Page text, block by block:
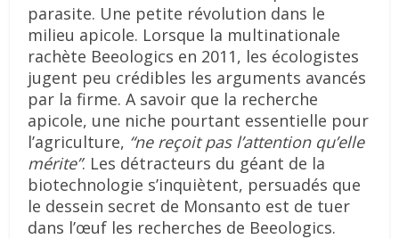
parasite. Une petite révolution dans le
milieu apicole. Lorsque la multinationale
rachète Beeologics en 2011, les écologistes
jugent peu crédibles les arguments avancés
par la firme. A savoir que la recherche
apicole, une niche pourtant essentielle pour
l’agriculture, “ne reçoit pas l’attention qu’elle
mérite”. Les détracteurs du géant de la
biotechnologie s’inquiètent, persuadés que
le dessein secret de Monsanto est de tuer
dans l’œuf les recherches de Beeologics.